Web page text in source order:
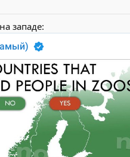
западе: